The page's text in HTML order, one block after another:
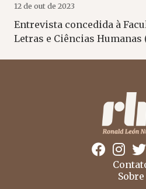
12 de out de 2023
Entrevista concedida à
Letras e Ciências Humanas
Sobre